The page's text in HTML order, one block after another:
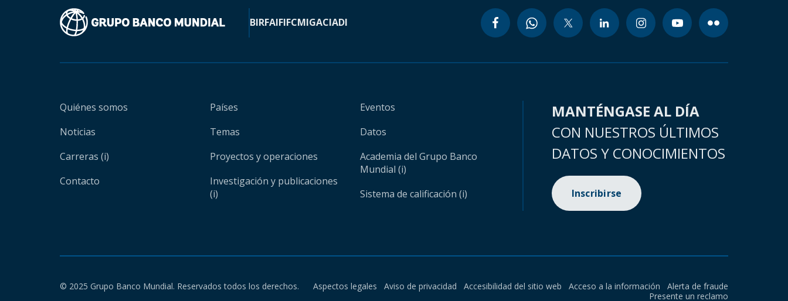
BIRFAIFIFCMIGACIADI
Quiénes somos
Noticias
Carreras (i)
Contacto
Países
Temas
Proyectos y operaciones
Investigación y publicaciones
(i)
Eventos
Datos
Academia del Grupo Banco
Mundial (i)
Sistema de calificación (i)
MANTÉNGASE AL DÍA
CON NUESTROS ÚLTIMOS
DATOS Y CONOCIMIENTOS
Inscribirse
© 2025 Grupo Banco Mundial. Reservados todos los derechos. Aspectos legales Aviso de privacidad Accesibilidad del sitio web Acceso a la información
Alerta de fraude
Presente un reclamo